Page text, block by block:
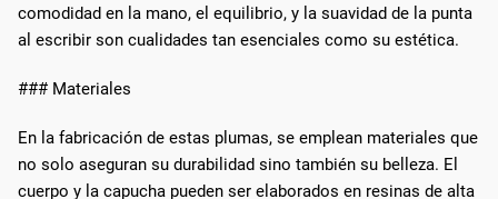
comodidad en la mano, el equilibrio, y la suavidad de la punta
al escribir son cualidades tan esenciales como su estética.
### Materiales
En la fabricación de estas plumas, se emplean materiales que
no solo aseguran su durabilidad sino también su belleza. El
cuerpo y la capucha pueden ser elaborados en resinas de alta